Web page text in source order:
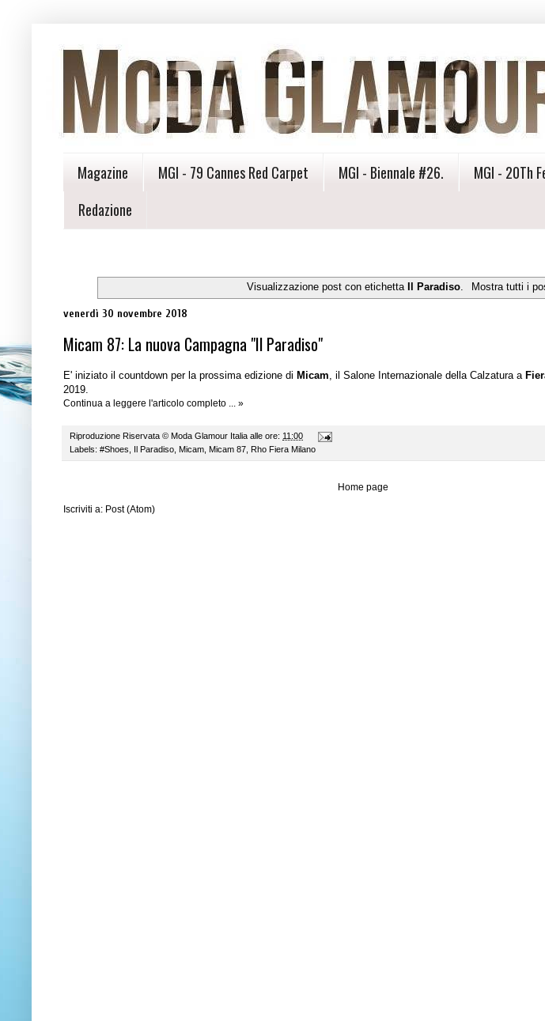
Magazine MGI - 79 Cannes Red Carpet MGI - Biennale #26. MGI - 20Th
Redazione
Visualizzazione post con etichetta Il Paradiso. Mostra tutti i
venerdì 30 novembre 2018
Micam 87: La nuova Campagna "Il Paradiso"
E' iniziato il countdown per la prossima edizione di Micam, il Salone Internazionale della Calzatura a
2019.
Continua a leggere l'articolo completo ... »
Riproduzione Riservata © Moda Glamour Italia alle ore: 11:00
Labels: #Shoes Il Paradiso Micam Micam 87 Rho Fiera Milano
Home page
Iscriviti a: Post (Atom)